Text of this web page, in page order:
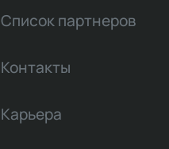
Список партнеров
Контакты
Карьера